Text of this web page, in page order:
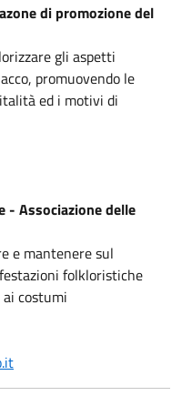
di promozione del
gli aspetti
promuovendo le
ed i motivi di
- Associazione delle
e mantenere sul
folkloristiche
costumi